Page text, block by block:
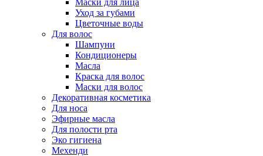
Маски для лица
Уход за губами
Цветочные воды
Для волос
Шампуни
Кондиционеры
Масла
Краска для волос
Маски для волос
Декоративная косметика
Для носа
Эфирные масла
Для полости рта
Эко гигиена
Мехенди